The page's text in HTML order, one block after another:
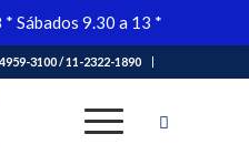
3100 / 11-2322-1890
Sábados 9.30 a 13 *